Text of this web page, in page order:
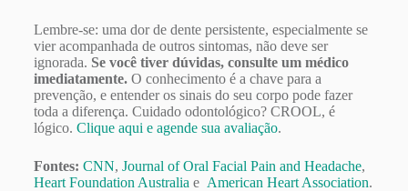
Lembre-se: uma dor de dente persistente, especialmente se
vier acompanhada de outros sintomas, não deve ser
ignorada. Se você tiver dúvidas, consulte um médico
imediatamente.O conhecimento é a chave para a
prevenção, e entender os sinais do seu corpo pode fazer
toda a diferença. Cuidado odontológico? CROOL, é
lógico. Clique aqui e agende sua avaliação.
Fontes: CNN, Journal of Oral Facial Pain and Headache,
Heart Foundation Australia e American Heart Association.